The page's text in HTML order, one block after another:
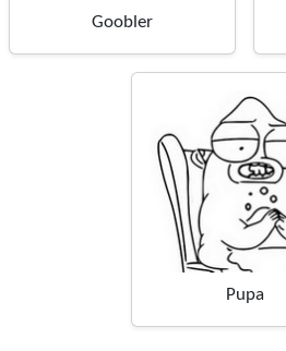
Goobler
Pupa